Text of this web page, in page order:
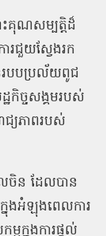
ះគុណសម្បត្តិដ៏
រជួយស្វែងរក
របបប្រល័យពូជ
កិច្ចសង្គមរបស់
ជ្យភាពរបស់
ចិន ដែលបាន
នុងអំឡុងពេលការ
ក្នុងការផ្តល់